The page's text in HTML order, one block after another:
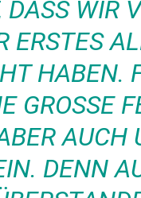
DASS WIR
HABEN.
GROSSE
AUCH
DENN